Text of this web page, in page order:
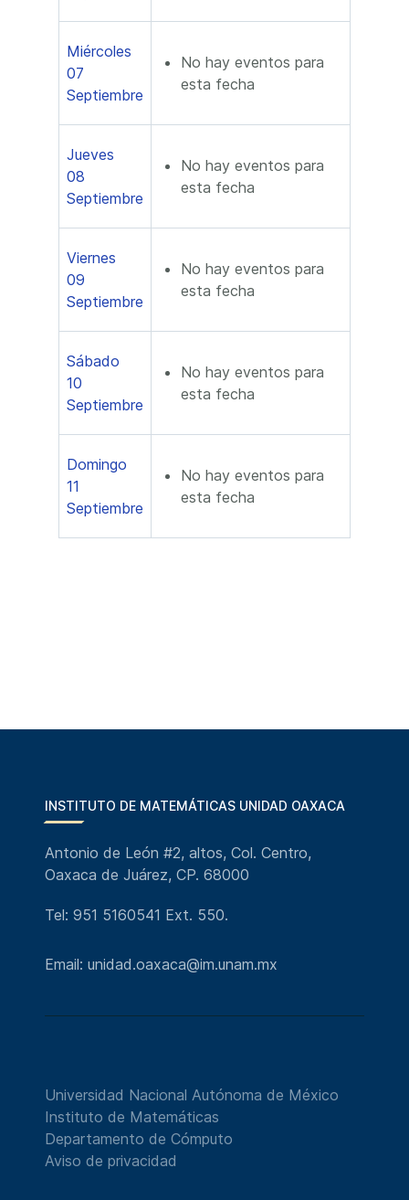
Miércoles
07
Septiembre
No hay eventos para
esta fecha
Jueves
08
Septiembre
No hay eventos para
esta fecha
Viernes
09
Septiembre
No hay eventos para
esta fecha
Sábado
10
Septiembre
No hay eventos para
esta fecha
Domingo
11
Septiembre
No hay eventos para
esta fecha
INSTITUTO DE MATEMÁTICAS UNIDAD OAXACA
Antonio de León #2, altos, Col. Centro,
Oaxaca de Juárez, CP. 68000
Tel: 951 5160541 Ext. 550.
Email: unidad.oaxaca@im.unam.mx
Universidad Nacional Autónoma de México
Instituto de Matemáticas
Departamento de Cómputo
Aviso de privacidad